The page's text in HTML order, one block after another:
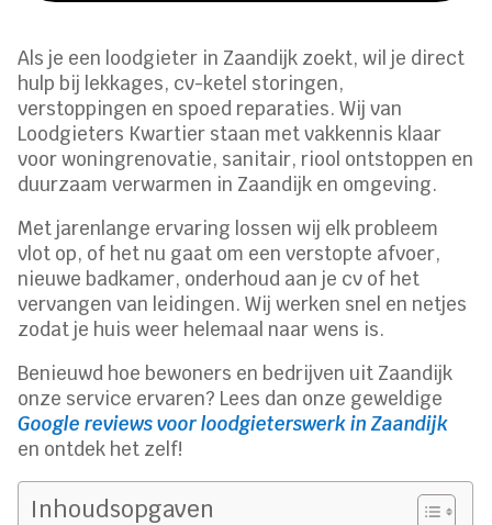
Als je een loodgieter in Zaandijk zoekt, wil je direct
hulp bij lekkages, cv-ketel storingen,
verstoppingen en spoed reparaties. Wij van
Loodgieters Kwartier staan met vakkennis klaar
voor woningrenovatie, sanitair, riool ontstoppen en
duurzaam verwarmen in Zaandijk en omgeving.
Met jarenlange ervaring lossen wij elk probleem
vlot op, of het nu gaat om een verstopte afvoer,
nieuwe badkamer, onderhoud aan je cv of het
vervangen van leidingen. Wij werken snel en netjes
zodat je huis weer helemaal naar wens is.
Benieuwd hoe bewoners en bedrijven uit Zaandijk
onze service ervaren? Lees dan onze geweldige
Google reviews voor loodgieterswerk in Zaandijk
en ontdek het zelf!
Inhoudsopgaven